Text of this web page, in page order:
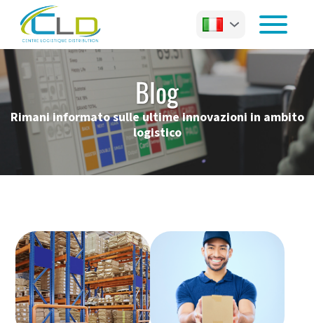
Blog
Rimani informato sulle ultime innovazioni in ambito
logistico